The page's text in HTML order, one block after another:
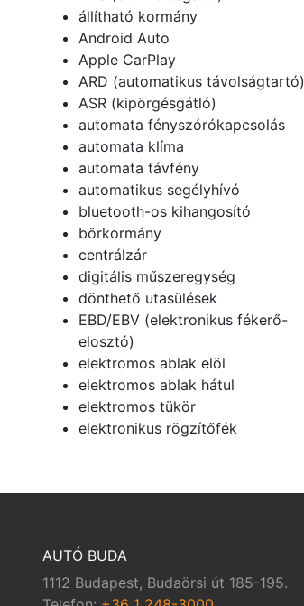
állítható kormány
Android Auto
Apple CarPlay
ARD (automatikus távolságtartó)
ASR (kipörgésgátló)
automata fényszórókapcsolás
automata klíma
automata távfény
automatikus segélyhívó
bluetooth-os kihangosító
bőrkormány
centrálzár
digitális műszeregység
dönthető utasülések
EBD/EBV (elektronikus fékerő-
elosztó)
elektromos ablak elöl
elektromos ablak hátul
elektromos tükör
elektronikus rögzítőfék
AUTÓ BUDA
1112 Budapest, Budaörsi út 185-195.